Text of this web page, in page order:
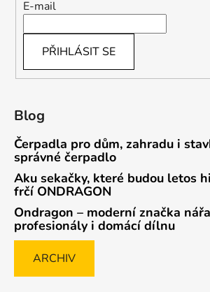
E-mail
PŘIHLÁSIT SE
Blog
Čerpadla pro dům, zahradu i
správné čerpadlo
Aku sekačky, které budou letos
frčí ONDRAGON
Ondragon – moderní značka
profesionály i domácí dílnu
ARCHIV